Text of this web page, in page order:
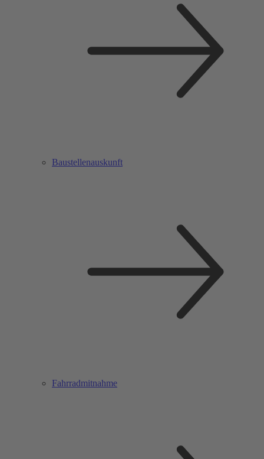
Baustellenauskunft
Fahrradmitnahme